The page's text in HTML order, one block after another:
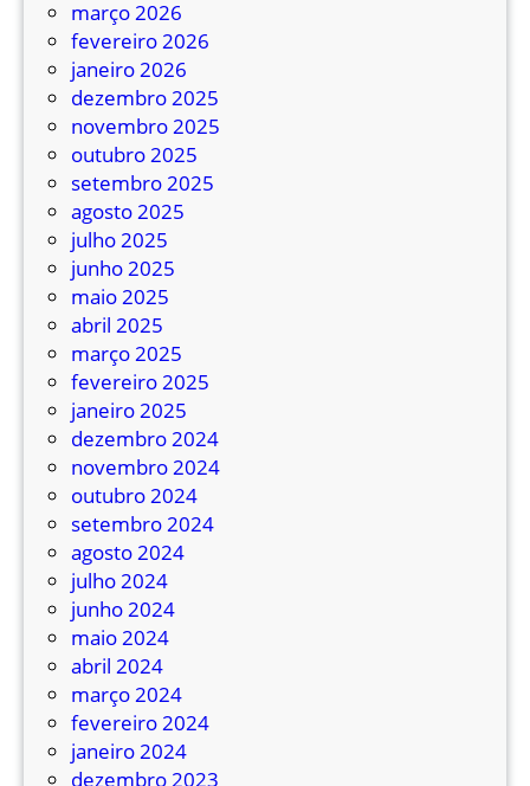
março 2026
fevereiro 2026
janeiro 2026
dezembro 2025
novembro 2025
outubro 2025
setembro 2025
agosto 2025
julho 2025
junho 2025
maio 2025
abril 2025
março 2025
fevereiro 2025
janeiro 2025
dezembro 2024
novembro 2024
outubro 2024
setembro 2024
agosto 2024
julho 2024
junho 2024
maio 2024
abril 2024
março 2024
fevereiro 2024
janeiro 2024
dezembro 2023